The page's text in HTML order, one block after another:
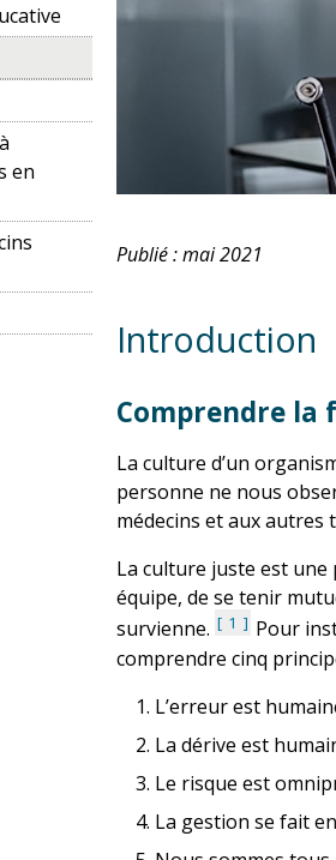
en
Publié : mai 2021
Introduction
Comprendre
La culture d’un
personne ne nous
médecins et aux autres
La culture juste est une
équipe, de se tenir
survienne.
1
Pour
comprendre cinq
L’erreur est
La dérive est
Le risque est
La gestion se fait